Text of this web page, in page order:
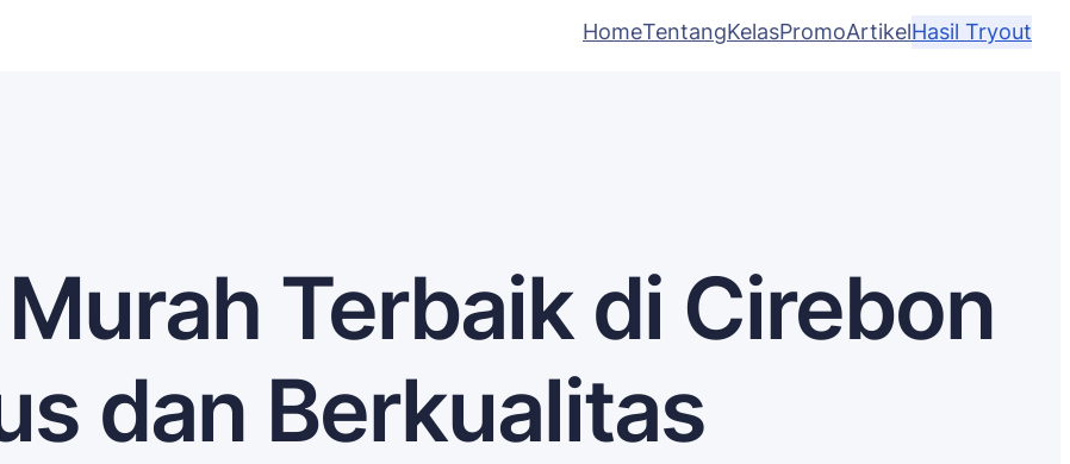
HomeTentangKelasPromoArtikelHasil Tryout
Terbaik di Cirebon
dan Berkualitas